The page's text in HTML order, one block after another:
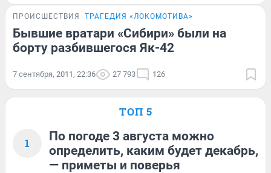
ПРОИСШЕСТВИЯ ТРАГЕДИЯ «ЛОКОМОТИВА»
Бывшие вратари «Сибири» были на
борту разбившегося Як-42
7 сентября, 2011, 22:36 27 793 126
ТОП 5
1
По погоде 3 августа можно
определить, каким будет декабрь,
— приметы и поверья